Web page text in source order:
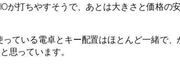
打ちやすそうで、あとは大きさと価格の
ている電卓とキー配置はほとんど一緒で
思っています。